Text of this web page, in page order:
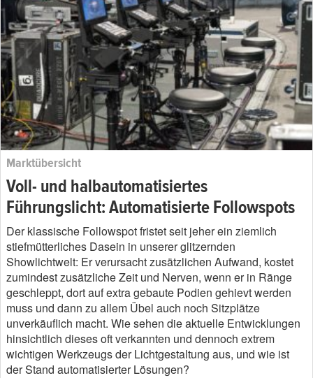
Marktübersicht
Voll- und halbautomatisiertes
Führungslicht: Automatisierte Followspots
Der klassische Followspot fristet seit jeher ein ziemlich
stiefmütterliches Dasein in unserer glitzernden
Showlichtwelt: Er verursacht zusätzlichen Aufwand, kostet
zumindest zusätzliche Zeit und Nerven, wenn er in Ränge
geschleppt, dort auf extra gebaute Podien gehievt werden
muss und dann zu allem Übel auch noch Sitzplätze
unverkäuflich macht. Wie sehen die aktuelle Entwicklungen
hinsichtlich dieses oft verkannten und dennoch extrem
wichtigen Werkzeugs der Lichtgestaltung aus, und wie ist
der Stand automatisierter Lösungen?